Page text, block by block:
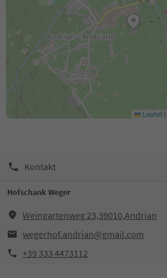
Leaflet |
Kontakt
Hofschank Weger
Weingartenweg 23,39010,Andrian
wegerhof.andrian@gmail.com
+39 333 4473112